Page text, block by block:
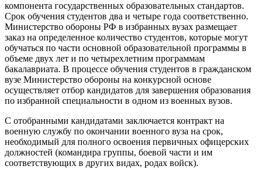
компонента государственных образовательных стандартов.
Срок обучения студентов два и четыре года соответственно.
Министерство обороны РФ в избранных вузах размещает
заказ на определенное количество студентов, которые могут
обучаться по части основной образовательной программы в
объеме двух лет и по четырехлетним программам
бакалавриата. В процессе обучения студентов в гражданском
вузе Министерство обороны на конкурсной основе
осуществляет отбор кандидатов для завершения образования
по избранной специальности в одном из военных вузов.
С отобранными кандидатами заключается контракт на
военную службу по окончании военного вуза на срок,
необходимый для полного освоения первичных офицерских
должностей (командира группы, боевой части и им
соответствующих в других видах, родах войск).